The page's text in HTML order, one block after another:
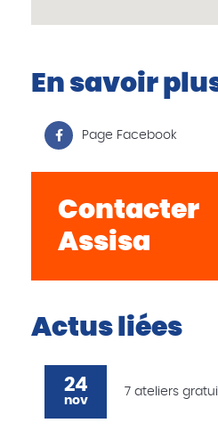
En savoir
Page Facebook
Contacter
Assisa
Actus liées
24
nov
7 ateliers